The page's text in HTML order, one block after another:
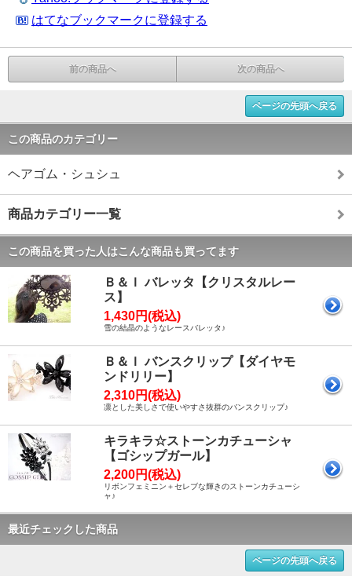
はてなブックマークに登録する
前の商品へ 次の商品へ
ページの先頭へ戻る
この商品のカテゴリー
ヘアゴム・シュシュ
商品カテゴリー一覧
この商品を買った人はこんな商品も買ってます
Ｂ＆Ｉ バレッタ【クリスタルレー
ス】
1,430円(税込)
雪の結晶のようなレースバレッタ♪
Ｂ＆Ｉ バンスクリップ【ダイヤモ
ンドリリー】
2,310円(税込)
凛とした美しさで使いやすさ抜群のバンスクリップ♪
キラキラ☆ストーンカチューシャ
【ゴシップガール】
2,200円(税込)
リボンフェミニン＋セレブな輝きのストーンカチューシ
ャ♪
最近チェックした商品
ページの先頭へ戻る